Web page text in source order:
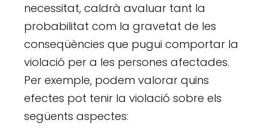
necessitat, caldrà avaluar tant la
probabilitat com la gravetat de les
conseqüències que pugui comportar la
violació per a les persones afectades.
Per exemple, podem valorar quins
efectes pot tenir la violació sobre els
següents aspectes: